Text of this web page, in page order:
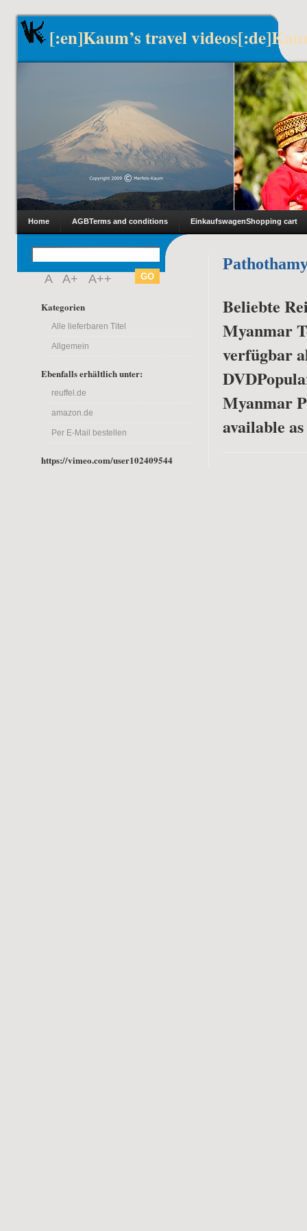
[:en]Kaum’s travel
Home AGBTerms and conditions EinkaufswagenShopping cart
A A+ A++
Kategorien
Alle lieferbaren Titel
Allgemein
Ebenfalls erhältlich unter:
reuffel.de
amazon.de
Per E-Mail bestellen
https://vimeo.com/user102409544
Beliebte
Myanmar
verfügbar
DVD
Myanmar
available